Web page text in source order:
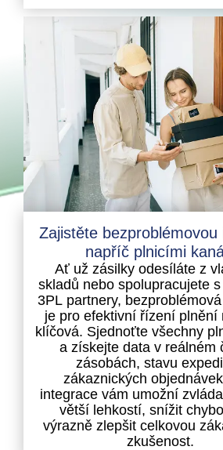
Zajistěte bezproblémovou
napříč plnicími
Ať už zásilky odesíláte z
skladů nebo spolupracujete
3PL partnery,
je pro efektivní řízení plnění
klíčová. Sjednoťte všechny
a získejte data v reálném
zásobách, stavu
zákaznických
integrace vám umožní
větší lehkostí, snížit
výrazně zlepšit celkovou
zkušenost.